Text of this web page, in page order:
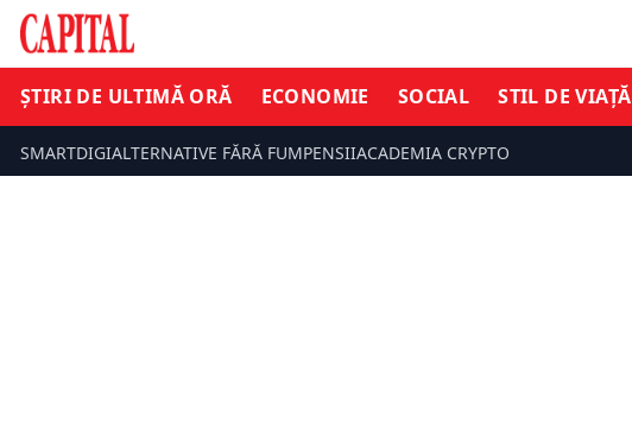
ȘTIRI DE ULTIMĂ ORĂ ECONOMIE SOCIAL STIL DE VIAȚĂ
SMARTDIGIALTERNATIVE FĂRĂ FUMPENSIIACADEMIA CRYPTO